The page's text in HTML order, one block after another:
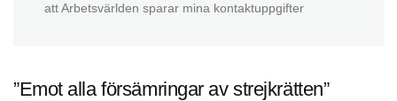
att Arbetsvärlden sparar mina kontaktuppgifter
”Emot alla försämringar av strejkrätten”